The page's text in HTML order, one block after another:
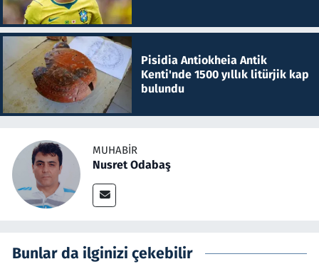
Pisidia Antiokheia Antik
Kenti'nde 1500 yıllık litürjik kap
bulundu
MUHABIR
Nusret Odabaş
Bunlar da ilginizi çekebilir